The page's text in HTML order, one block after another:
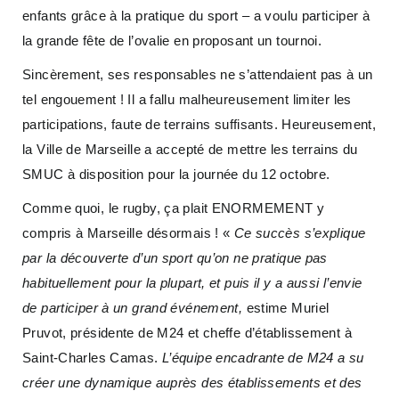
enfants grâce à la pratique du sport – a voulu participer à
la grande fête de l’ovalie en proposant un tournoi.
Sincèrement, ses responsables ne s’attendaient pas à un
tel engouement ! Il a fallu malheureusement limiter les
participations, faute de terrains suffisants. Heureusement,
la Ville de Marseille a accepté de mettre les terrains du
SMUC à disposition pour la journée du 12 octobre.
Comme quoi, le rugby, ça plait ENORMEMENT y
compris à Marseille désormais ! « Ce succès s’explique
par la découverte d’un sport qu’on ne pratique pas
habituellement pour la plupart, et puis il y a aussi l’envie
de participer à un grand événement, estime Muriel
Pruvot, présidente de M24 et cheffe d’établissement à
Saint-Charles Camas. L’équipe encadrante de M24 a su
créer une dynamique auprès des établissements et des